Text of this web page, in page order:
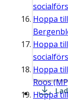
Hoppa till
Hoppa till
Hoppa till
Roos
Hoppa